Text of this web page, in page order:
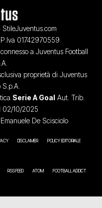
01742970559
a Juventus Football
proprietà di Juventus
Serie A Goal Aut. Trib.
02/10/2025
De Scisciolo
DISCLAIMER POLICY EDITORIALE
RSS FEED ATOM FOOTBALL ADDICT